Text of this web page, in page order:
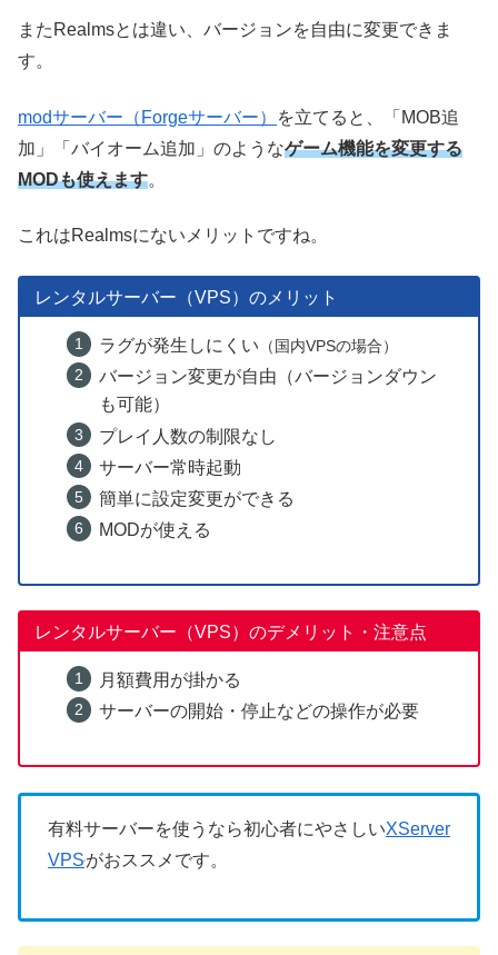
またRealmsとは違い、バージョンを自由に変更できま
す。
modサーバー（Forgeサーバー）
を立てると、「MOB追
加」「バイオーム追加」のようなゲーム機能を変更する
MODも使えます。
これはRealmsにないメリットですね。
レンタルサーバー（VPS）のメリット
ラグが発生しにくい （国内VPSの場合）
バージョン変更が自由（バージョンダウン
も可能）
プレイ人数の制限なし
サーバー常時起動
簡単に設定変更ができる
MODが使える
レンタルサーバー（VPS）のデメリット・注意点
月額費用が掛かる
サーバーの開始・停止などの操作が必要
有料サーバーを使うなら初心者にやさしいXServer
VPSがおススメです。